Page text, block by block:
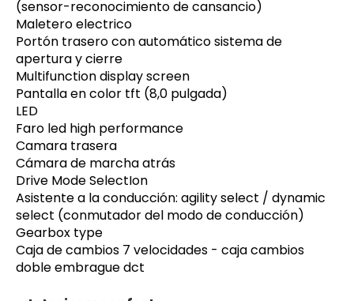
(sensor-reconocimiento de cansancio)
Maletero electrico
Portón trasero con automático sistema de
apertura y cierre
Multifunction display screen
Pantalla en color tft (8,0 pulgada)
LED
Faro led high performance
Camara trasera
Cámara de marcha atrás
Drive Mode SelectIon
Asistente a la conducción: agility select / dynamic
select (conmutador del modo de conducción)
Gearbox type
Caja de cambios 7 velocidades - caja cambios
doble embrague dct